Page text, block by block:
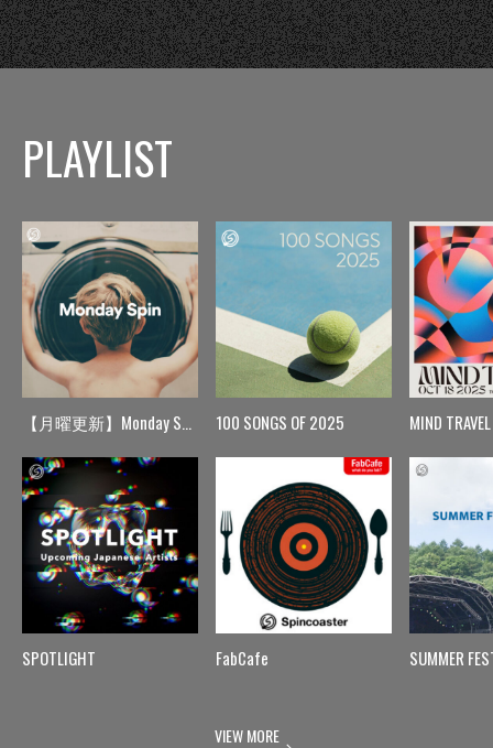
PLAYLIST
【月曜更新】Monday Spin
SPOTLIGHT
100 SONGS OF 2025
FabCafe
MIND TRAVEL
SUMMER
VIEW MORE